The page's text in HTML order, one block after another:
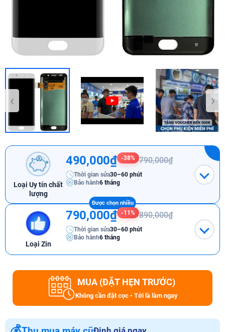
‹ ›
Loại Uy tín chất
lượng
490,000₫ -38% 790,000₫
Thời gian sửa30–60 phút
Bảo hành6 tháng
Loại Zin
790,000₫ -11% 890,000₫
Thời gian sửa30–60 phút
Bảo hành6 tháng
MUA (ĐẶT HẸN TRƯỚC)
Không cần đặt cọc • Tới là làm ngay